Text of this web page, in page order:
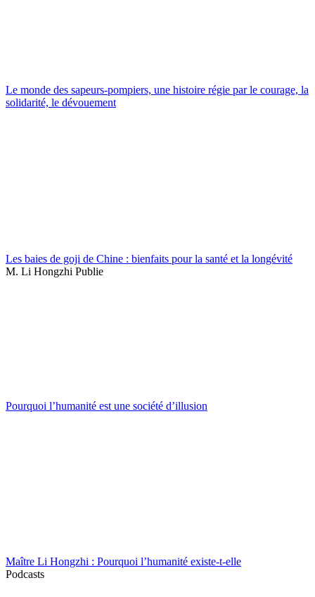
Le monde des sapeurs-pompiers, une histoire régie par le courage, la
solidarité, le dévouement
Les baies de goji de Chine : bienfaits pour la santé et la longévité
M. Li Hongzhi Publie
Pourquoi l’humanité est une société d’illusion
Maître Li Hongzhi : Pourquoi l’humanité existe-t-elle
Podcasts